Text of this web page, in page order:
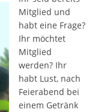
Mitglied und
habt eine Frage?
Ihr möchtet
Mitglied
werden? Ihr
habt Lust, nach
Feierabend bei
einem Getränk